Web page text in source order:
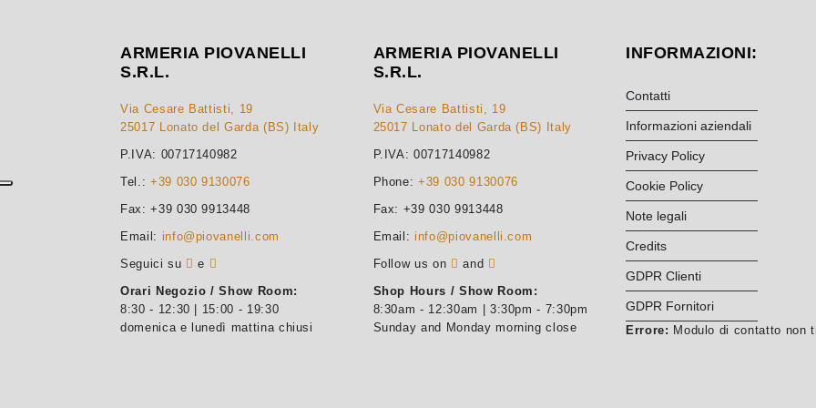
ARMERIA PIOVANELLI
S.R.L.
Via Cesare Battisti, 19
25017 Lonato del Garda (BS) Italy
P.IVA: 00717140982
Tel.: +39 030 9130076
Fax: +39 030 9913448
Email: info@piovanelli.com
Seguici su
e
Orari Negozio / Show Room:
8:30 - 12:30 | 15:00 - 19:30
domenica e lunedì mattina chiusi
ARMERIA PIOVANELLI
S.R.L.
Via Cesare Battisti, 19
25017 Lonato del Garda (BS) Italy
P.IVA: 00717140982
Phone:+39 030 9130076
Fax: +39 030 9913448
Email:info@piovanelli.com
Follow us on
and
Shop Hours / Show Room:
8:30am - 12:30am | 3:30pm - 7:30pm
Sunday and Monday morning close
INFORMAZIONI:
Contatti
Informazioni aziendali
Privacy Policy
Cookie Policy
Note legali
Credits
GDPR Clienti
GDPR Fornitori
Errore: Modulo di contatto non